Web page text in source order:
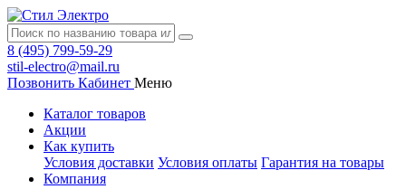
8 (495) 799-59-29
stil-electro@mail.ru
Позвонить Кабинет Меню
Каталог товаров
Акции
Как купить
Условия доставки Условия оплаты Гарантия на товары
Компания